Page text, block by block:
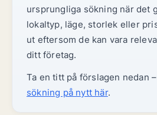
ursprungliga sökning när det
lokaltyp, läge, storlek eller
ut eftersom de kan vara
ditt företag.
Ta en titt på förslagen nedan
sökning på nytt här.